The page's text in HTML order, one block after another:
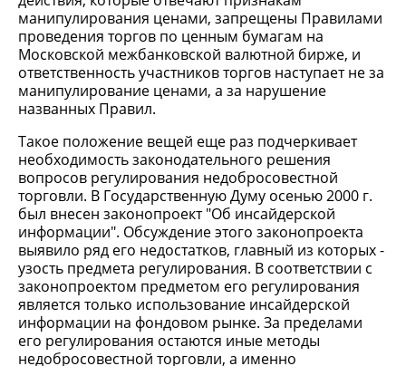
манипулирования ценами, запрещены Правилами
проведения торгов по ценным бумагам на
Московской межбанковской валютной бирже, и
ответственность участников торгов наступает не за
манипулирование ценами, а за нарушение
названных Правил.
Такое положение вещей еще раз подчеркивает
необходимость законодательного решения
вопросов регулирования недобросовестной
торговли. В Государственную Думу осенью 2000 г.
был внесен законопроект "Об инсайдерской
информации". Обсуждение этого законопроекта
выявило ряд его недостатков, главный из которых -
узость предмета регулирования. В соответствии с
законопроектом предметом его регулирования
является только использование инсайдерской
информации на фондовом рынке. За пределами
его регулирования остаются иные методы
недобросовестной торговли, а именно